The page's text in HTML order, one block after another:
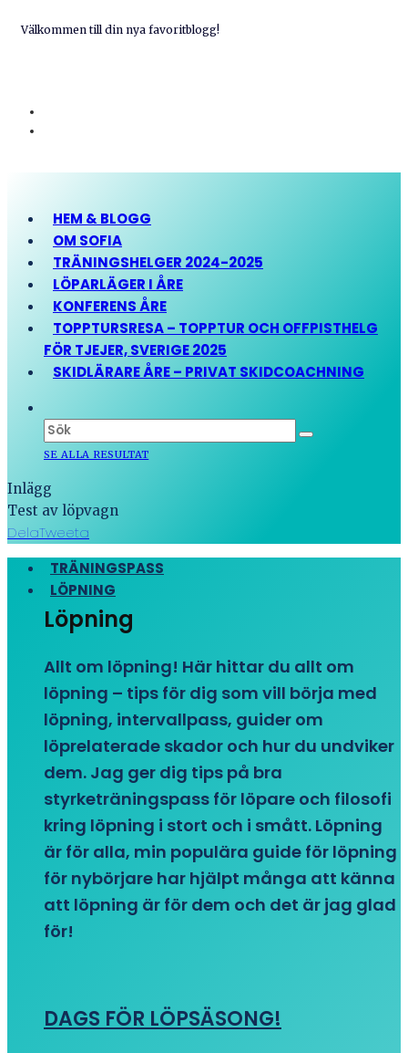
Välkommen till din nya favoritblogg!
HEM & BLOGG
OM SOFIA
TRÄNINGSHELGER 2024-2025
LÖPARLÄGER I ÅRE
KONFERENS ÅRE
TOPPTURSRESA – TOPPTUR OCH OFFPISTHELG
FÖR TJEJER, SVERIGE 2025
SKIDLÄRARE ÅRE – PRIVAT SKIDCOACHNING
SE ALLA RESULTAT
Inlägg
Test av löpvagn
DelaTweeta
TRÄNINGSPASS
LÖPNING
Löpning
Allt om löpning! Här hittar du allt om
löpning – tips för dig som vill börja med
löpning, intervallpass, guider om
löprelaterade skador och hur du undviker
dem. Jag ger dig tips på bra
styrketräningspass för löpare och filosofi
kring löpning i stort och i smått. Löpning
är för alla, min populära guide för löpning
för nybörjare har hjälpt många att känna
att löpning är för dem och det är jag glad
för!
DAGS FÖR LÖPSÄSONG!